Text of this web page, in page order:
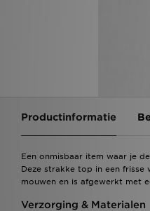
Productinformatie
Een onmisbaar item waar je
Deze strakke top in een
mouwen en is afgewerkt met
Verzorging & Materialen